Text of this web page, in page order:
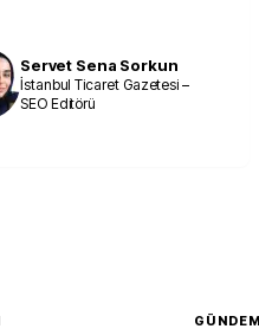
Servet Sena Sorkun
İstanbul Ticaret Gazetesi –
SEO Editörü
GÜNDEM